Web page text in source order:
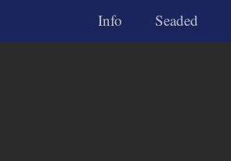
Info Seaded